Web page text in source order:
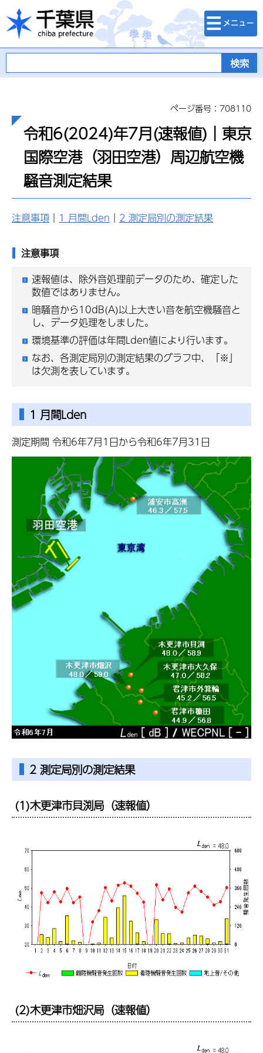
千葉県
検索・メニュ
ー
ページ番号：708110
令和6(2024)年7月(速報値)｜東京
国際空港（羽田空港）周辺航空機
騒音測定結果
注意事項 ｜ 1 月間Lden ｜ 2 測定局別の測定結果
注意事項
速報値は、除外音処理前データのため、確定した
数値ではありません。
暗騒音から10dB(A)以上大きい音を航空機騒音と
し、データ処理をしました。
環境基準の評価は年間Lden値により行います。
なお、各測定局別の測定結果のグラフ中、「※」
は欠測を表しています。
1 月間Lden
測定期間 令和6年7月1日から令和6年7月31日
2 測定局別の測定結果
(1)木更津市貝渕局（速報値）
(2)木更津市畑沢局（速報値）